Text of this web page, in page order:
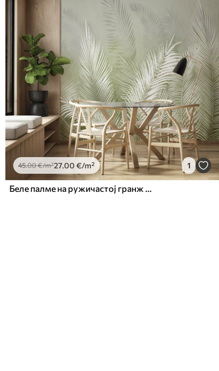
45.00€/m²27.00 €/m² 1
Беле палме на ружичастој гранж позадини. у зеленим бојама